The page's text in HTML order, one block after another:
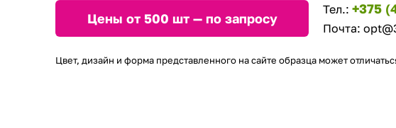
Цены от 500 шт — по запросу
Тел.: +375
Почта:
Цвет, дизайн и форма представленного на сайте образца может